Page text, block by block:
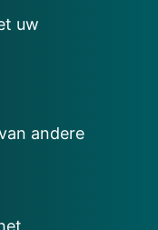
uw
andere